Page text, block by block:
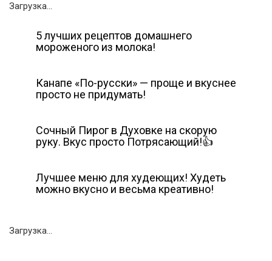
Загрузка...
5 лучших рецептов домашнего
мороженого из молока!
Канапе «По-русски» — проще и вкуснее
просто не придумать!
Сочный Пирог в Духовке на скорую
руку. Вкус просто Потрясающий!👍
Лучшее меню для худеющих! Худеть
можно вкусно и весьма креативно!
Загрузка...